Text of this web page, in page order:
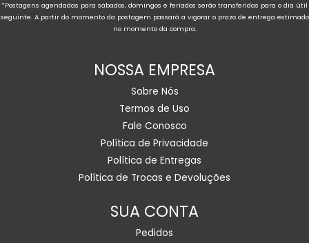
*Postagens agendadas para sábados, domingos e feriados serão transferidas para o dia útil
seguinte. A partir do momento da postagem passará a vigorar o prazo de entrega estimado
no momento da compra.
NOSSA EMPRESA
Sobre Nós
Termos de Uso
Fale Conosco
Política de Privacidade
Política de Entregas
Política de Trocas e Devoluções
SUA CONTA
Pedidos